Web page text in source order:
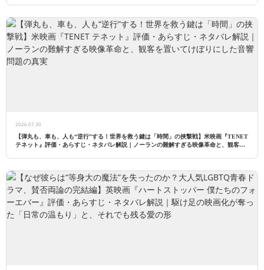
2026.07.30
【弾丸も、車も、人も“逆行”する！世界を救う鍵は「時間」の挟撃戦】米映画『TENET
テネット』評価・あらすじ・ネタバレ解説｜ノーランの難解すぎる映像革命と、観客を